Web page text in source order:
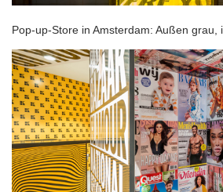
Pop-up-Store in Amsterdam: Außen grau,